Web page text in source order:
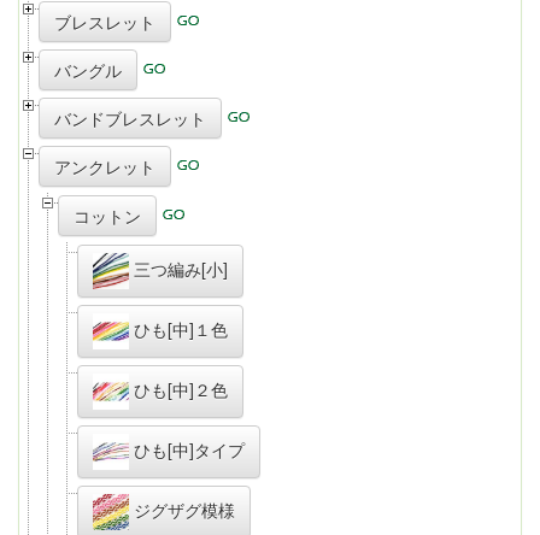
ブレスレット
バングル
バンドブレスレット
アンクレット
コットン
三つ編み[小]
ひも[中]１色
ひも[中]２色
ひも[中]タイプ
ジグザグ模様